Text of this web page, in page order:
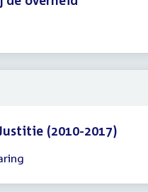
(2010-2017)